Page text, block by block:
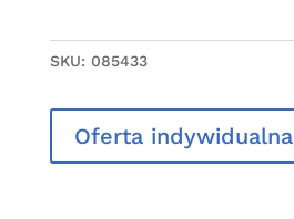
SKU: 085433
Oferta indywidualna